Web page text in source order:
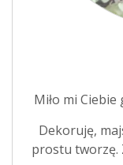
Miło mi
Dekoruję,
prostu tworzę.